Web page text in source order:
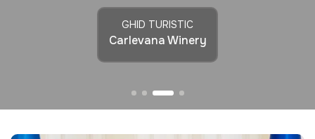
GHID TURISTIC
Carlevana Winery